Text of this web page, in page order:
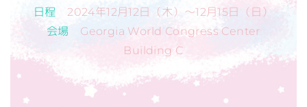
日程
2024年12月12日（木）～12月15日（日）
会場
Georgia World Congress Center
Building C